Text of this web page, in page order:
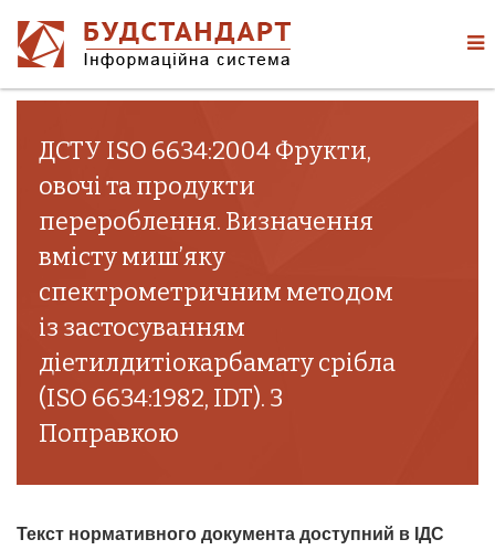
ДСТУ ISO 6634:2004 Фрукти,
овочі та продукти
перероблення. Визначення
вмісту миш’яку
спектрометричним методом
із застосуванням
діетилдитіокарбамату срібла
(ISO 6634:1982, IDT). З
Поправкою
Текст нормативного документа доступний в ІДС